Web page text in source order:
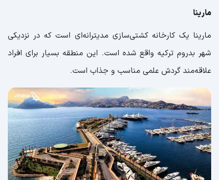
مارینا
مارینا یک کارخانه کشتی‌سازی مدیترانه‌ای است که در نزدیکی
شهر بدروم ترکیه واقع شده است. این منطقه بسیار برای افراد
علاقه‌مند گردش علمی مناسب و جذاب است.